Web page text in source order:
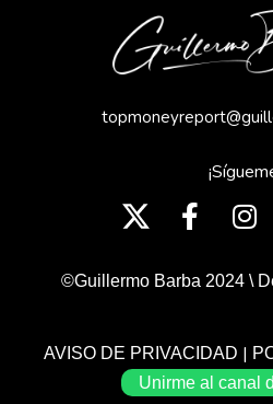
©Guillermo Barba 2024 \
AVISO DE PRIVACIDAD |
Unirme al canal